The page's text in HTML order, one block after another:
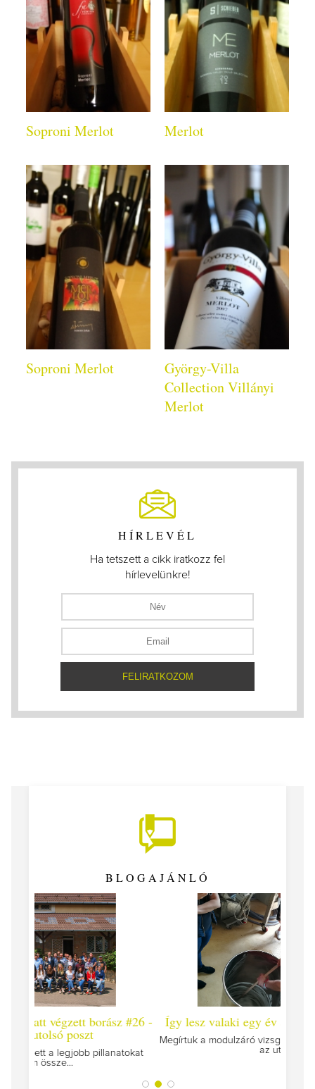
Soproni Merlot Merlot
Soproni Merlot
György-Villa
Collection Villányi
Merlot
HÍRLEVÉL
Ha tetszett a cikk iratkozz fel
hírlevelünkre!
BLOGAJÁNLÓ
Így lesz valaki egy év alatt végzett borász #25
Megírtuk a modulzáró vizsgákat, már lázasan készülünk
az utolsó...